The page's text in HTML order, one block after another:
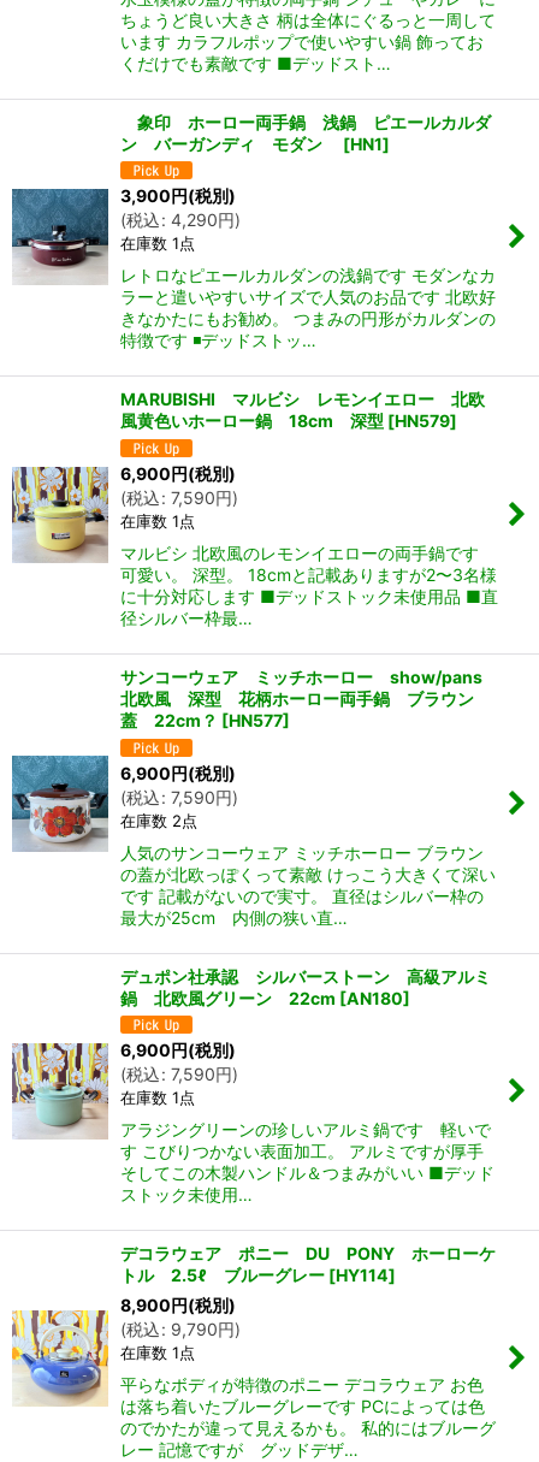
ちょうど良い大きさ 柄は全体にぐるっと一周して
います カラフルポップで使いやすい鍋 飾ってお
くだけでも素敵です ■デッドスト…
象印 ホーロー両手鍋 浅鍋 ピエールカルダ
ン バーガンディ モダン
[HN1]
3,900円(税別)
(税込: 4,290円)
在庫数 1点
レトロなピエールカルダンの浅鍋です モダンなカ
ラーと遣いやすいサイズで人気のお品です 北欧好
きなかたにもお勧め。 つまみの円形がカルダンの
特徴です ◾️デッドストッ…
MARUBISHI マルビシ レモンイエロー 北欧
風黄色いホーロー鍋 18cm 深型 [HN579]
6,900円(税別)
(税込: 7,590円)
在庫数 1点
マルビシ 北欧風のレモンイエローの両手鍋です
可愛い。 深型。 18cmと記載ありますが2〜3名様
に十分対応します ■デッドストック未使用品 ■直
径シルバー枠最…
サンコーウェア ミッチホーロー show/pans
北欧風 深型 花柄ホーロー両手鍋 ブラウン
蓋 22cm？ [HN577]
6,900円(税別)
(税込: 7,590円)
在庫数 2点
人気のサンコーウェア ミッチホーロー ブラウン
の蓋が北欧っぽくって素敵 けっこう大きくて深い
です 記載がないので実寸。 直径はシルバー枠の
最大が25cm 内側の狭い直…
デュポン社承認 シルバーストーン 高級アルミ
鍋 北欧風グリーン 22cm [AN180]
6,900円(税別)
(税込: 7,590円)
在庫数 1点
アラジングリーンの珍しいアルミ鍋です 軽いで
す こびりつかない表面加工。 アルミですが厚手
そしてこの木製ハンドル＆つまみがいい ■デッド
ストック未使用…
デコラウェア ポニー DU PONY ホーローケ
トル 2.5ℓ ブルーグレー [HY114]
8,900円(税別)
(税込: 9,790円)
在庫数 1点
平らなボディが特徴のポニー デコラウェア お色
は落ち着いたブルーグレーです PCによっては色
のでかたが違って見えるかも。 私的にはブルーグ
レー 記憶ですが グッドデザ…